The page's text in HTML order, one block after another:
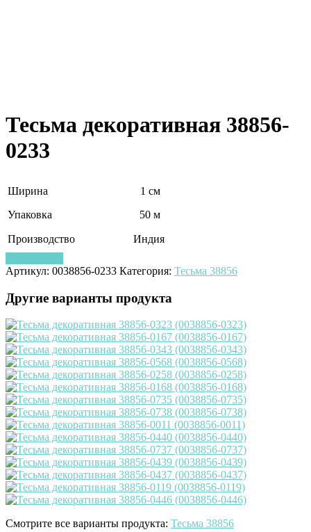
Тесьма декоративная 38856-
0233
Ширина
1 см
Упаковка
50 м
Производство
Индия
Артикул: 0038856-0233 Категория: Тесьма 38856
Другие варианты продукта
Смотрите все варианты продукта: Тесьма 38856